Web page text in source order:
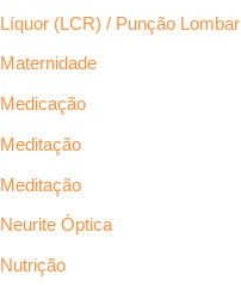
Líquor (LCR) / Punção Lombar
Maternidade
Medicação
Meditação
Meditação
Neurite Óptica
Nutrição